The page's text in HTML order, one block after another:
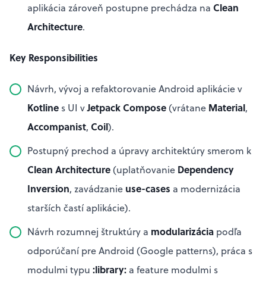
aplikácia zároveň postupne prechádza na Clean
Architecture.
Key Responsibilities
Návrh, vývoj a refaktorovanie Android aplikácie v
Kotline s UI vJetpack Compose(vrátane Material,
Accompanist, Coil).
Postupný prechod a úpravy architektúry smerom k
Clean Architecture(uplatňovanie Dependency
Inversion, zavádzanie use-cases a modernizácia
starších častí aplikácie).
Návrh rozumnej štruktúry a modularizácia podľa
odporúčaní pre Android (Google patterns), práca s
modulmi typu :library: a feature modulmi s